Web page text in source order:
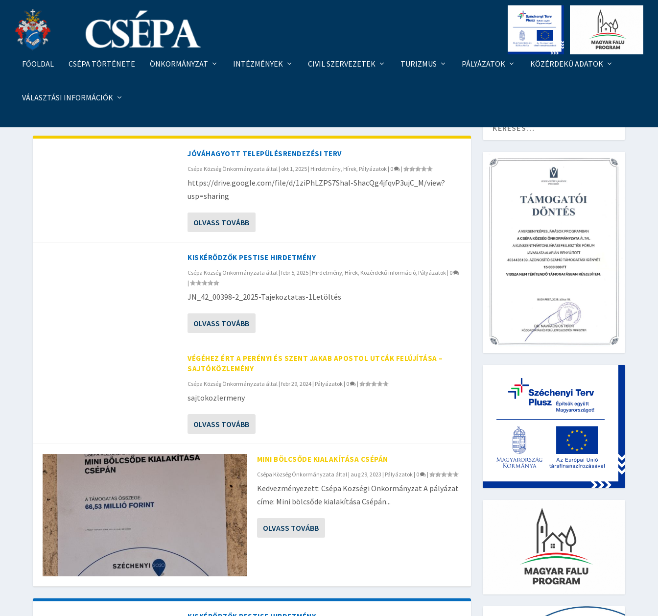
FŐOLDAL CSÉPA TÖRTÉNETE ÖNKORMÁNYZAT INTÉZMÉNYEK CIVIL SZERVEZETEK TURIZMUS PÁLYÁZATOK KÖZÉRDEKŰ ADATOK
VÁLASZTÁSI INFORMÁCIÓK
JÓVÁHAGYOTT TELEPÜLÉSRENDEZÉSI TERV
Csépa Község Önkormányzata által | okt 1, 2025 | Hirdetmény, Hírek, Pályázatok | 0 |
https://drive.google.com/file/d/1ziPhLZPS7Shal-ShacQg4jfqvP3ujC_M/view?
usp=sharing
OLVASS TOVÁBB
KISKÉRŐDZŐK PESTISE HIRDETMÉNY
Csépa Község Önkormányzata által |febr 5, 2025 | Hirdetmény, Hírek, Közérdekű információ, Pályázatok | 0
|
JN_42_00398-2_2025-Tajekoztatas-1Letöltés
OLVASS TOVÁBB
VÉGÉHEZ ÉRT A PERÉNYI ÉS SZENT JAKAB APOSTOL UTCÁK FELÚJÍTÁSA –
SAJTÓKÖZLEMÉNY
Csépa Község Önkormányzata által |febr 29, 2024 | Pályázatok | 0 |
sajtokozlermeny
OLVASS TOVÁBB
MINI BÖLCSŐDE KIALAKÍTÁSA CSÉPÁN
Csépa Község Önkormányzata által | aug 29, 2023 | Pályázatok| 0 |
Kedvezményezett: Csépa Községi Önkormányzat A pályázat
címe: Mini bölcsőde kialakítása Csépán...
OLVASS TOVÁBB